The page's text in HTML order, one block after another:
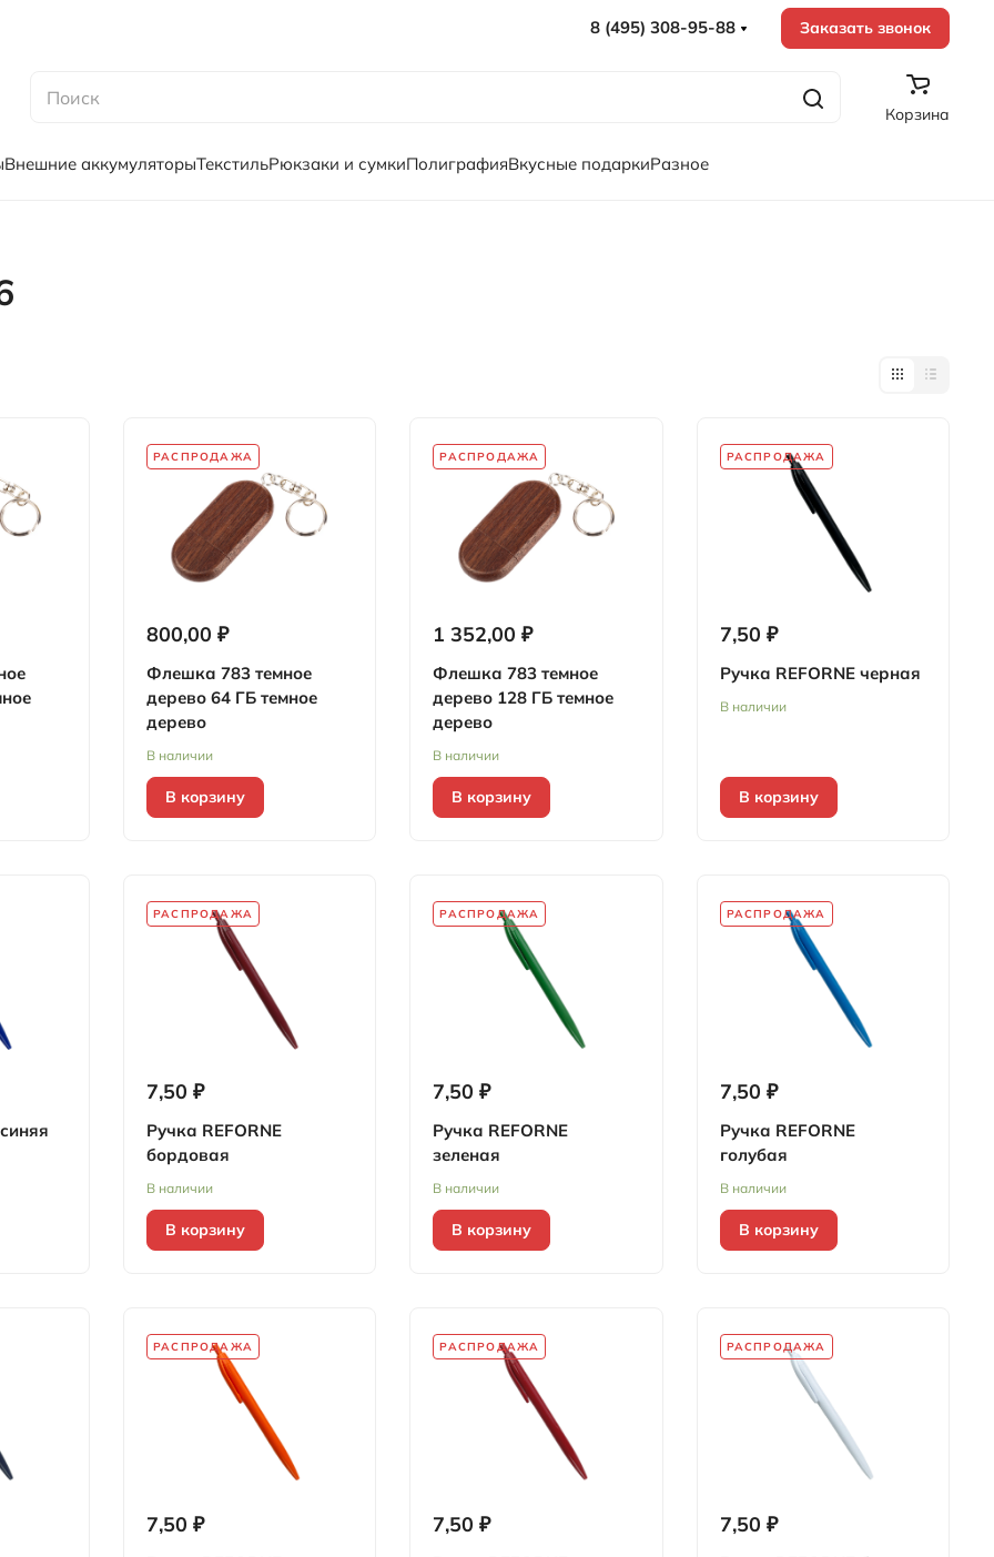
8 (495) 308-95-88 Заказать звонок
Корзина
Внешние аккумуляторыТекстильРюкзаки и сумкиПолиграфияВкусные подаркиРазное
РАСПРОДАЖА
800,00 ₽
Флешка 783 темное
дерево 64 ГБ темное
дерево
В наличии
В корзину
РАСПРОДАЖА
1 352,00 ₽
Флешка 783 темное
дерево 128 ГБ темное
дерево
В наличии
В корзину
РАСПРОДАЖА
7,50 ₽
Ручка REFORNE черная
В наличии
В корзину
РАСПРОДАЖА
7,50 ₽
Ручка REFORNE
бордовая
В наличии
В корзину
РАСПРОДАЖА
7,50 ₽
Ручка REFORNE
зеленая
В наличии
В корзину
РАСПРОДАЖА
7,50 ₽
Ручка REFORNE
голубая
В наличии
В корзину
РАСПРОДАЖА
7,50 ₽
РАСПРОДАЖА
7,50 ₽
РАСПРОДАЖА
7,50 ₽